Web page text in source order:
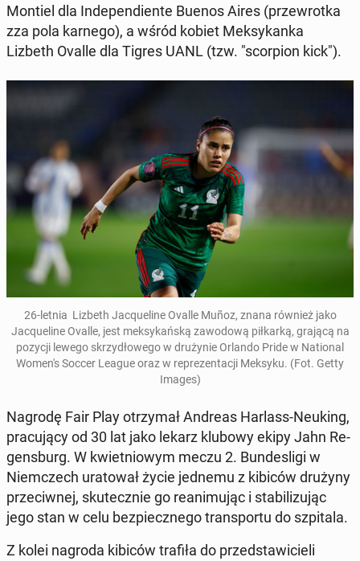
Montiel dla In­de­pen­di­ente Buenos Aires (przewrot­ka
zza pola karnego), a wśród kobiet Meksykan­ka
Lizbeth Ovalle dla Tigres UANL (tzw. "scor­pi­on kick").
26-letnia Lizbeth Jacque­line Ovalle Muñoz, znana również jako
Jacque­line Ovalle, jest meksykańską za­wodową piłkarką, grającą na
pozycji lewego skrzy­dłowego w drużynie Orlando Pride w Na­tion­al
Women's Soccer League oraz w reprezen­tacji Meksyku. (Fot. Getty
Images)
Nagrodę Fair Play otrzy­mał Andreas Harlass-Neuking,
pracu­ją­cy od 30 lat jako lekarz klubowy ekipy Jahn Re­
gens­burg. W kwiet­niowym meczu 2. Bun­desli­gi w
Niem­czech ura­tował życie jednemu z kibiców drużyny
prze­ci­wnej, skutecznie go re­an­imu­jąc i sta­bi­lizu­jąc
jego stan w celu bez­piecznego trans­portu do szpi­ta­la.
Z kolei nagroda kibiców trafiła do przed­staw­icieli